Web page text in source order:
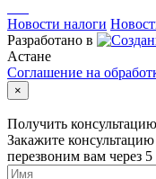
Новости налоги
Разработано в
Астане
Соглашение на
×
Получить
Закажите
перезвоним вам через